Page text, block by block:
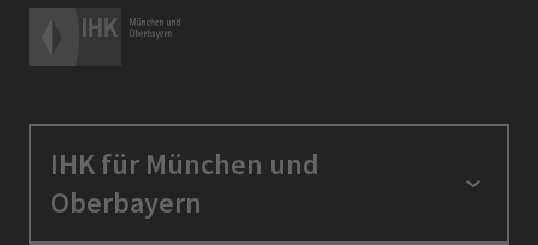
IHK für München und
Oberbayern